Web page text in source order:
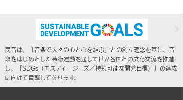
民音は、「音楽で人々の心と心を結ぶ」との創立理念を基に、音
楽をはじめとした芸術運動を通して世界各国との文化交流を推進
し、「SDGs（エスディージーズ／持続可能な開発目標）」の達成
に向けて貢献して参ります。